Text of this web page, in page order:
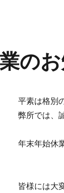
の
平素は格別
弊所では、
年末年始休
皆様には大